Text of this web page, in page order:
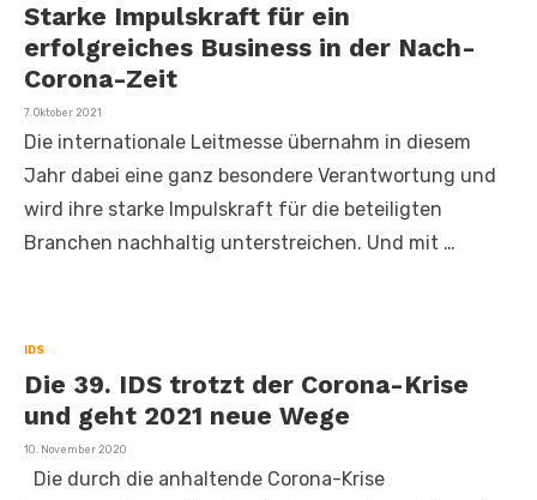
Starke Impulskraft für ein
erfolgreiches Business in der Nach-
Corona-Zeit
Veröffentlicht
7. Oktober 2021
Die internationale Leitmesse übernahm in diesem
Jahr dabei eine ganz besondere Verantwortung und
wird ihre starke Impulskraft für die beteiligten
Branchen nachhaltig unterstreichen. Und mit …
IDS
Die 39. IDS trotzt der Corona-Krise
und geht 2021 neue Wege
Veröffentlicht
10. November 2020
Die durch die anhaltende Corona-Krise